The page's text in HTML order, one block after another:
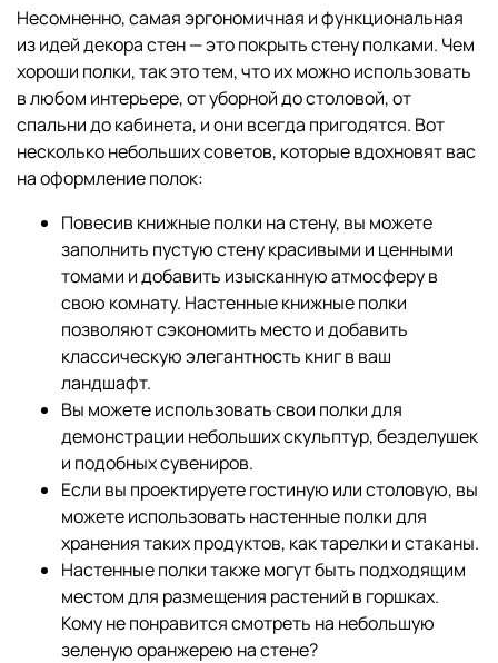
Несомненно, самая эргономичная и функциональная
из идей декора стен — это покрыть стену полками. Чем
хороши полки, так это тем, что их можно использовать
в любом интерьере, от уборной до столовой, от
спальни до кабинета, и они всегда пригодятся. Вот
несколько небольших советов, которые вдохновят вас
на оформление полок:
Повесив книжные полки на стену, вы можете
заполнить пустую стену красивыми и ценными
томами и добавить изысканную атмосферу в
свою комнату. Настенные книжные полки
позволяют сэкономить место и добавить
классическую элегантность книг в ваш
ландшафт.
Вы можете использовать свои полки для
демонстрации небольших скульптур, безделушек
и подобных сувениров.
Если вы проектируете гостиную или столовую, вы
можете использовать настенные полки для
хранения таких продуктов, как тарелки и стаканы.
Настенные полки также могут быть подходящим
местом для размещения растений в горшках.
Кому не понравится смотреть на небольшую
зеленую оранжерею на стене?